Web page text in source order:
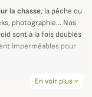
la chasse, la pêche ou
photographie... Nos
sont à la fois doublés
imperméables pour
à toutes les saisons,
En voir plus expand_more